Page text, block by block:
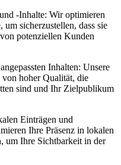
-Inhalte: Wir optimieren
sicherzustellen, dass sie
potenziellen Kunden
Inhalten: Unsere
hoher Qualität, die
sind und Ihr Zielpublikum
Einträgen und
Ihre Präsenz in lokalen
um Ihre Sichtbarkeit in der